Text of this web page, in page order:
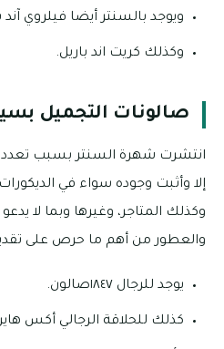
ويوجد بالسنتر أيضا فيلروي آند
وكذلك كريت اند باريل.
صالونات التجميل
انتشرت شهرة السنتر بسبب تعدد
إلا وأثبت وجوده سواء في
وكذلك المتاجر، وغيرها وبما لا
والعطور من أهم ما حرص على
يوجد للرجال ١٨٤٧صالون.
كذلك للحلاقة الرجالي أكس